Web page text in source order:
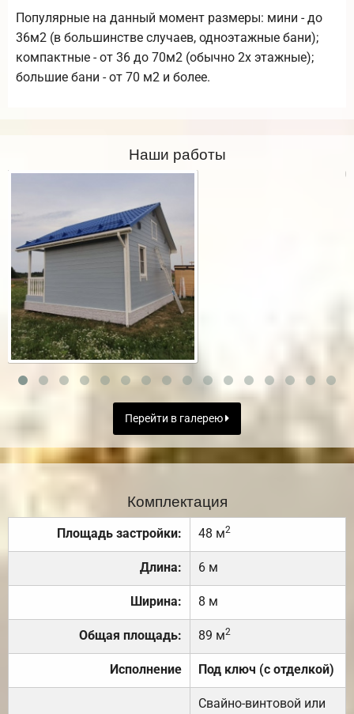
Популярные на данный момент размеры: мини - до
36м2 (в большинстве случаев, одноэтажные бани);
компактные - от 36 до 70м2 (обычно 2х этажные);
большие бани - от 70 м2 и более.
Наши работы
Перейти в галерею
Комплектация
Площадь застройки: 48 м2
Длина: 6 м
Ширина: 8 м
Общая площадь: 89 м2
Исполнение Под ключ (с отделкой)
Свайно-винтовой или